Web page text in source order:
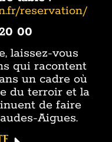
reservation/
00
laissez-vous
qui racontent
un cadre où
du terroir et la
de faire
Aigues.